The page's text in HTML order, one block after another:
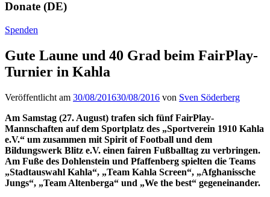
Donate (DE)
Spenden
Gute Laune und 40 Grad beim FairPlay-
Turnier in Kahla
Veröffentlicht am 30/08/201630/08/2016 von Sven Söderberg
Am Samstag (27. August) trafen sich fünf FairPlay-
Mannschaften auf dem Sportplatz des „Sportverein 1910 Kahla
e.V.“ um zusammen mit Spirit of Football und dem
Bildungswerk Blitz e.V. einen fairen Fußballtag zu verbringen.
Am Fuße des Dohlenstein und Pfaffenberg spielten die Teams
„Stadtauswahl Kahla“, „Team Kahla Screen“, „Afghanissche
Jungs“, „Team Altenberga“ und „We the best“ gegeneinander.